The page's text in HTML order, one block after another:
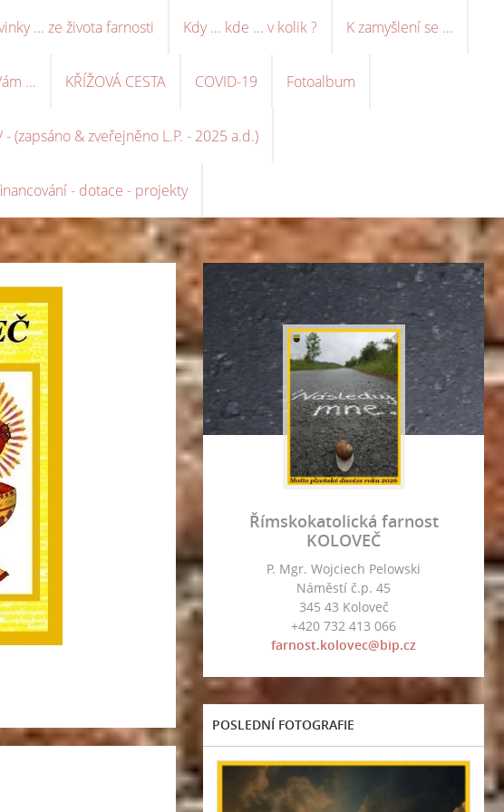
... ze života farnosti Kdy ... kde ... v kolik ? K zamyšlení se ...
... KŘÍŽOVÁ CESTA COVID-19 Fotoalbum
(zapsáno & zveřejněno L.P. - 2025 a.d.)
- dotace - projekty
Římskokatolická farnost
KOLOVEČ
P. Mgr. Wojciech Pelowski
Náměstí č.p. 45
345 43 Koloveč
+420 732 413 066
farnost.kolovec@bip.cz
POSLEDNÍ FOTOGRAFIE